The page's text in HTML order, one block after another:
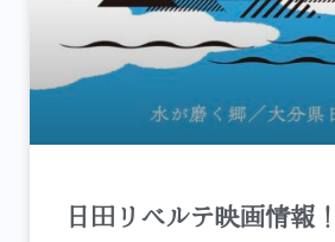
日田リベルテ映画情報！